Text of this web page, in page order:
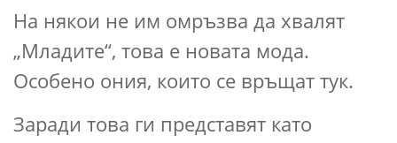
На някои не им омръзва да хвалят
„Младите“, това е новата мода.
Особено ония, които се връщат тук.
Заради това ги представят като